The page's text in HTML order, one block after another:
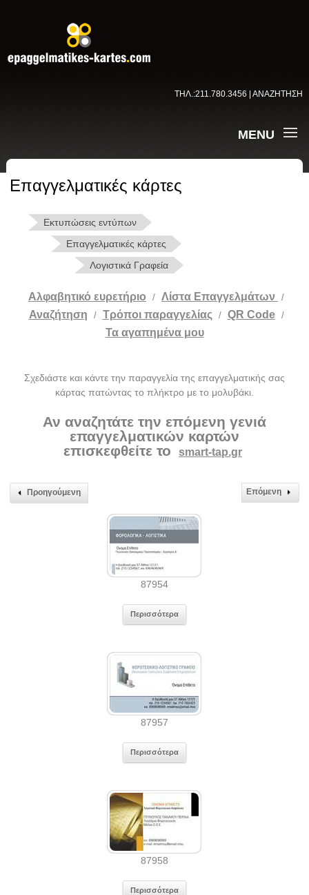
ΤΗΛ.:211.780.3456 | ΑΝΑΖΗΤΗΣΗ
MENU
Επαγγελματικές κάρτες
Εκτυπώσεις εντύπων
Επαγγελματικές κάρτες
Λογιστικά Γραφεία
Αλφαβητικό ευρετήριο / Λίστα Επαγγελμάτων /
Αναζήτηση / Tρόποι παραγγελίας / QR Code /
Τα αγαπημένα μου
Σχεδιάστε και κάντε την παραγγελία της επαγγελματικής σας
κάρτας πατώντας το πλήκτρο με το μολυβάκι.
Αν αναζητάτε την επόμενη γενιά
επαγγελματικών καρτών
επισκεφθείτε το
smart-tap.gr
Προηγούμενη Επόμενη
87954
Περισσότερα
87957
Περισσότερα
87958
Περισσότερα